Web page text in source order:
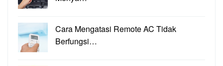
Cara Mengatasi Remote AC Tidak
Berfungsi…